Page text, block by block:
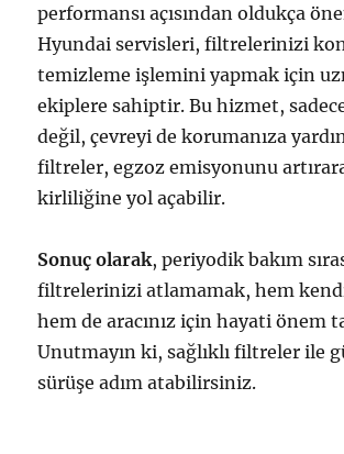
performansı açısından oldukça
Hyundai servisleri, filtrelerinizi
temizleme işlemini yapmak için
ekiplere sahiptir. Bu hizmet, sadece
değil, çevreyi de korumanıza
filtreler, egzoz emisyonunu
kirliliğine yol açabilir.
Sonuç olarak, periyodik bakım
filtrelerinizi atlamamak, hem kendi
hem de aracınız için hayati önem
Unutmayın ki, sağlıklı filtreler ile
sürüşe adım atabilirsiniz.